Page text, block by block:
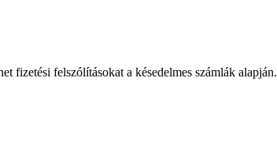
fizetési felszólításokat a késedelmes számlák alapján.